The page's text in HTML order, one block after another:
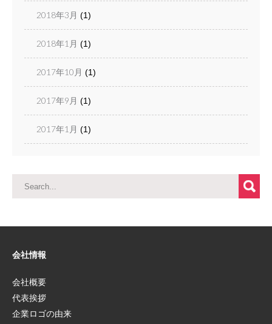
2018年3月 (1)
2018年1月 (1)
2017年10月 (1)
2017年9月 (1)
2017年1月 (1)
会社情報
会社概要
代表挨拶
企業ロゴの由来